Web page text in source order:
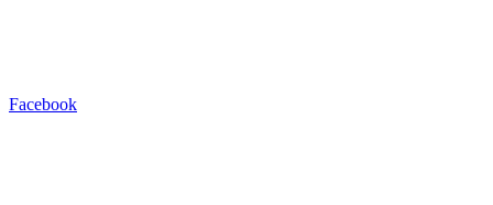
Facebook